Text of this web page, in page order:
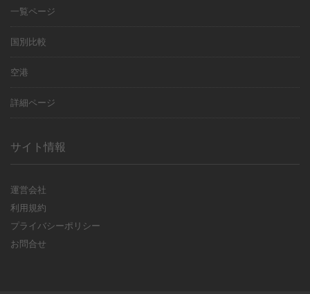
一覧ページ
国別比較
空港
詳細ページ
サイト情報
運営会社
利用規約
プライバシーポリシー
お問合せ